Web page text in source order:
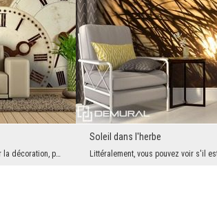
Dans ce cas, les horloges sont ici pour la décoration, pas pour nous montrer le temps qui passe. ...
Soleil dans l'herbe